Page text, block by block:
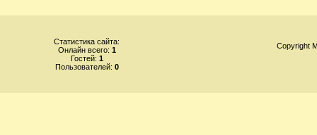
Статистика сайта:
Онлайн всего: 1
Гостей: 1
Пользователей: 0
Copyright